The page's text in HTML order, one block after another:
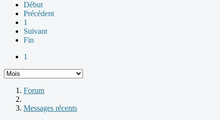
Début
Précédent
1
Suivant
Fin
1
Forum
Messages récents